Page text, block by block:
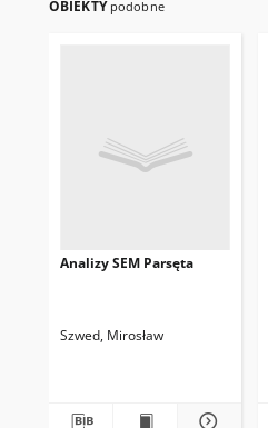
OBIEKTY podobne
Analizy SEM Parsęta
Szwed, Mirosław